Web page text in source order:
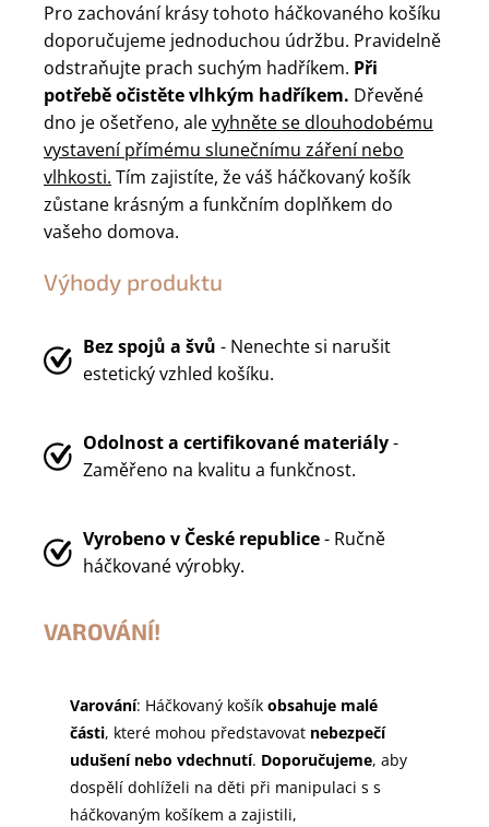
Pro zachování krásy tohoto háčkovaného košíku
doporučujeme jednoduchou údržbu. Pravidelně
odstraňujte prach suchým hadříkem. Při
potřebě očistěte vlhkým hadříkem. Dřevěné
dno je ošetřeno, alevyhněte se dlouhodobému
vystavení přímému slunečnímu záření nebo
vlhkosti. Tím zajistíte, že váš háčkovaný košík
zůstane krásným a funkčním doplňkem do
vašeho domova.
Výhody produktu
Bez spojů a švů - Nenechte si narušit
estetický vzhled košíku.
Odolnost a certifikované materiály-
Zaměřeno na kvalitu a funkčnost.
Vyrobeno v České republice- Ručně
háčkované výrobky.
VAROVÁNÍ!
Varování: Háčkovaný košík obsahuje malé
části, které mohou představovat nebezpečí
udušení nebo vdechnutí. Doporučujeme, aby
dospělí dohlíželi na děti při manipulaci s s
háčkovaným košíkem a zajistili,